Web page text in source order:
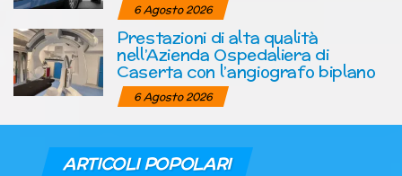
6 Agosto 2026
Prestazioni di alta qualità
nell’Azienda Ospedaliera di
Caserta con l’angiografo biplano
6 Agosto 2026
ARTICOLI POPOLARI